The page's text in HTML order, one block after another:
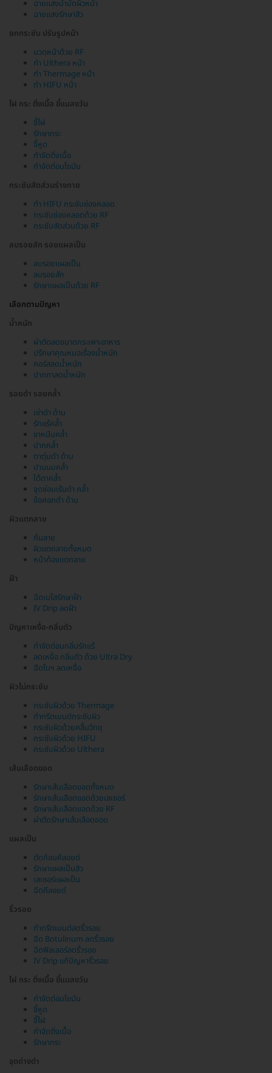
ฉายแสงบำบัดผิวหน้า
ฉายแสงรักษาสิว
ยกกระชับ ปรับรูปหน้า
นวดหน้าด้วย RF
ทำ Ulthera หน้า
ทำ Thermage หน้า
ทำ HIFU หน้า
ไฝ กระ ติ่งเนื้อ ขี้แมลงวัน
จี้ไฝ
รักษากระ
จี้หูด
กำจัดติ่งเนื้อ
กำจัดต่อมไขมัน
กระชับสัดส่วนร่างกาย
ทำ HIFU กระชับช่องคลอด
กระชับช่องคลอดด้วย RF
กระชับสัดส่วนด้วย RF
ลบรอยสัก รอยแผลเป็น
ลบรอยแผลเป็น
ลบรอยสัก
รักษาแผลเป็นด้วย RF
เลือกตามปัญหา
น้ำหนัก
ผ่าตัดลดขนาดกระเพาะอาหาร
ปรึกษาคุณหมอเรื่องน้ำหนัก
คอร์สลดน้ำหนัก
ปากกาลดน้ำหนัก
รอยดำ รอยคล้ำ
เข่าดำ ด้าน
รักแร้คล้ำ
ขาหนีบคล้ำ
ปากคล้ำ
ตาตุ่มดำ ด้าน
ปานนมคล้ำ
ใต้ตาคล้ำ
จุดซ่อนเร้นดำ คล้ำ
ข้อศอกดำ ด้าน
ผิวแตกลาย
ก้นลาย
ผิวแตกลายทั้งหมด
หน้าท้องแตกลาย
ฝ้า
ฉีดเมโสรักษาฝ้า
IV Drip ลดฝ้า
ปัญหาเหงื่อ-กลิ่นตัว
กำจัดต่อมกลิ่นรักแร้
ลดเหงื่อ กลิ่นตัว ด้วย Ultra Dry
ฉีดโบฯ ลดเหงื่อ
ผิวไม่กระชับ
กระชับผิวด้วย Thermage
ทำทรีตเมนต์กระชับผิว
กระชับผิวด้วยคลื่นวิทยุ
กระชับผิวด้วย HIFU
กระชับผิวด้วย Ulthera
เส้นเลือดขอด
รักษาเส้นเลือดขอดทั้งหมด
รักษาเส้นเลือดขอดด้วยเลเซอร์
รักษาเส้นเลือดขอดด้วย RF
ผ่าตัดรักษาเส้นเลือดขอด
แผลเป็น
ตัดก้อนคีลอยด์
รักษาแผลเป็นสิว
เลเซอร์แผลเป็น
ฉีดคีลอยด์
ริ้วรอย
ทำทรีตเมนต์ลดริ้วรอย
ฉีด Botulinum ลดริ้วรอย
ฉีดฟิลเลอร์ลดริ้วรอย
IV Drip แก้ปัญหาริ้วรอย
ไฝ กระ ติ่งเนื้อ ขี้แมลงวัน
กำจัดต่อมไขมัน
จี้หูด
จี้ไฝ
กำจัดติ่งเนื้อ
รักษากระ
จุดด่างดำ